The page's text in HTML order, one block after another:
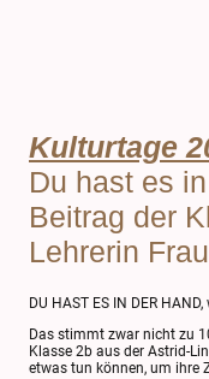
Kulturtage
Du hast es
Beitrag der
Lehrerin
DU HAST ES IN DER
Das stimmt zwar nicht zu
Klasse 2b aus der Astrid-
etwas tun können, um ihre